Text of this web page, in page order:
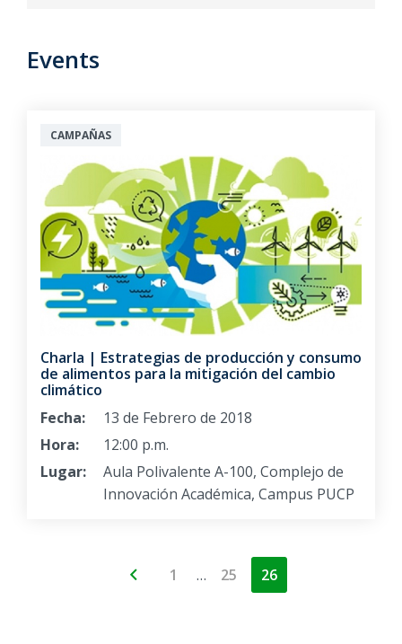
Events
CAMPAÑAS
Charla | Estrategias de producción y consumo
de alimentos para la mitigación del cambio
climático
Fecha:
13 de Febrero de 2018
Hora:
12:00 p.m.
Lugar:
Aula Polivalente A-100, Complejo de
Innovación Académica, Campus PUCP
1 … 25 26